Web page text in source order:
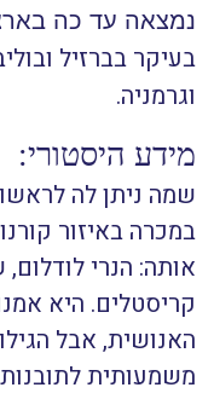
נמצאה עד כה
בעיקר בברזיל
וגרמניה.
מידע היסטורי:
במכרה באיזור
אותה: הנרי לודלום,
קריסטלים. היא
האנושית, אבל
משמעותית לתובנות